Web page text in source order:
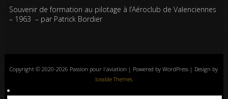
Souvenir de formation au pilotage à l’Aéroclub de Valenciennes
– 1963 – par Patrick Bordier
Copyright © 2020-2026 Passion pour l'aviation | Powered by WordPress | Design by
Iceable Themes